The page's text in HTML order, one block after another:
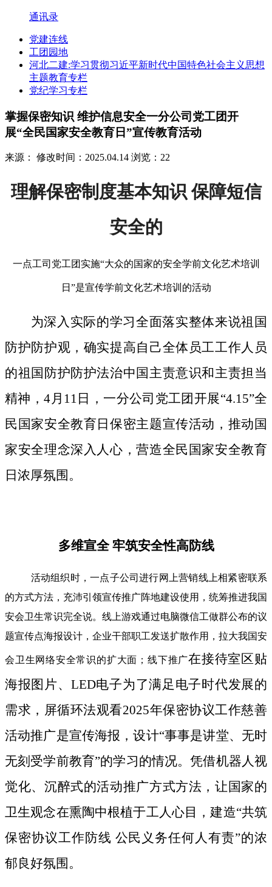
通讯录
党建连线
工团园地
河北二建:学习贯彻习近平新时代中国特色社会主义思想
主题教育专栏
党纪学习专栏
掌握保密知识 维护信息安全一分公司党工团开
展“全民国家安全教育日”宣传教育活动
来源： 修改时间：2025.04.14 浏览：22
理解保密制度基本知识 保障短信
安全的
一点工司党工团实施“大众的国家的安全学前文化艺术培训
日”是宣传学前文化艺术培训的活动
为深入实际的学习全面落实整体来说祖国
防护防护观，确实提高自己全体员工工作人员
的祖国防护防护法治中国主责意识和主责担当
精神，4月11日，一分公司党工团开展“4.15”全
民国家安全教育日保密主题宣传活动，推动国
家安全理念深入人心，营造全民国家安全教育
日浓厚氛围。
多维宣全 牢筑安全性高防线
活动组织时，一点子公司进行网上营销线上相紧密联系
的方式方法，充沛引领宣传推广阵地建设使用，统筹推进我国
安会卫生常识完全说。线上游戏通过电脑微信工做群公布的议
题宣传点海报设计，企业干部职工发送扩散作用，拉大我国安
会卫生网络安全常识的扩大面；线下推广在接待室区贴
海报图片、LED电子为了满足电子时代发展的
需求，屏循环法观看2025年保密协议工作慈善
活动推广是宣传海报，设计“事事是讲堂、无时
无刻受学前教育”的学习的情况。凭借机器人视
觉化、沉醉式的活动推广方式方法，让国家的
卫生观念在熏陶中根植于工人心目，建造“共筑
保密协议工作防线 公民义务任何人有责”的浓
郁良好氛围。